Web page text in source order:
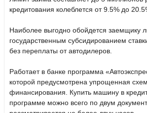
кредитования колеблется от 9.5% до
Наиболее выгодно обойдется заемщику
государственным субсидированием
без переплаты от автодилеров.
Работает в банке программа
которой предусмотрена упрощенная
финансирования. Купить машину в
программе можно всего по двум